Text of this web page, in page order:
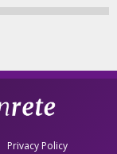
Privacy Policy